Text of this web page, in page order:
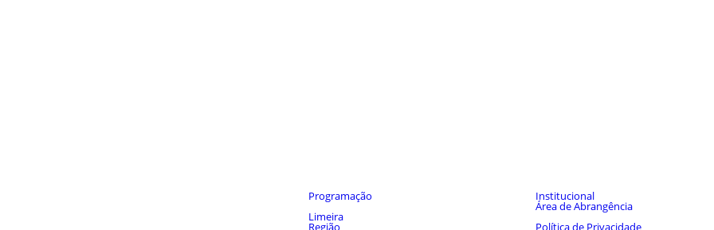
Programação
Últimas
Limeira
Região
Institucional
Área de Abrangência
Política de Privacidade